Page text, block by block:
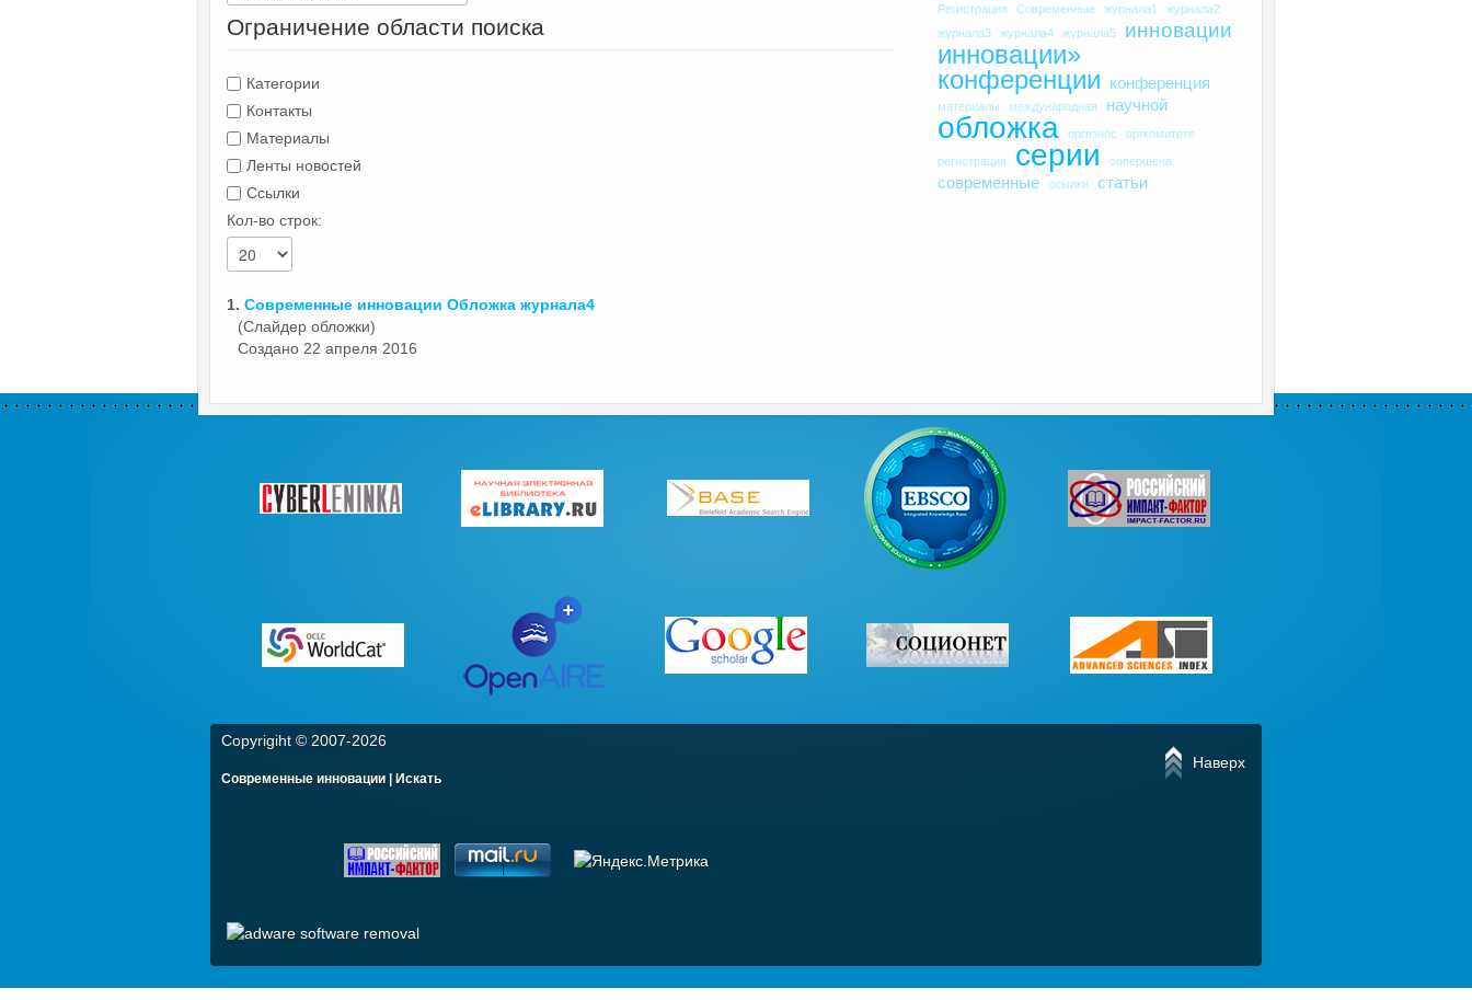
Ограничение области поиска
Категории
Контакты
Материалы
Ленты новостей
Ссылки
Кол-во строк:
1. Современные инновации Обложка журнала4
(Слайдер обложки)
Создано 22 апреля 2016
Регистрация
Современные журнала1
журнала2
журнала3
журнала4 журнала5 инновации
инновации»
конференции
конференция
материалы международная научной
обложка оргвзнос оргкомитете
регистрация серии совершена
современные ссылки статьи
Copyrigiht © 2007-2026
Современные инновации | Искать
Наверх